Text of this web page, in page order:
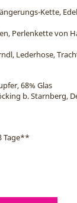
Kette,
Perlenkette von
Lederhose,
68% Glas
b. Starnberg,
Tage**